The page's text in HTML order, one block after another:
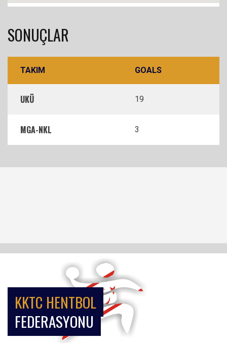
SONUÇLAR
TAKIM GOALS
UKÜ 19
MGA-NKL 3
KKTC HENTBOL
FEDERASYONU